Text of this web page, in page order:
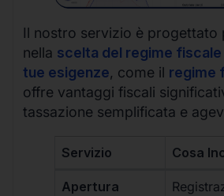
Il nostro servizio è progettato
nella scelta del regime fiscale
tue esigenze, come il regime
offre vantaggi fiscali
tassazione semplificata e
Servizio Cosa
Apertura